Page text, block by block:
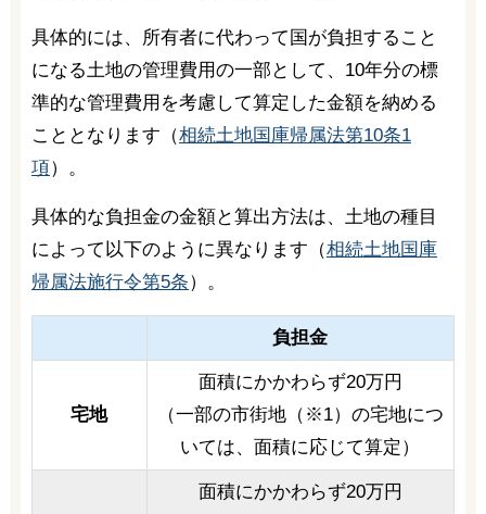
具体的には、所有者に代わって国が負担すること
になる土地の管理費用の一部として、10年分の標
準的な管理費用を考慮して算定した金額を納める
こととなります（相続土地国庫帰属法第10条1
項）。
具体的な負担金の金額と算出方法は、土地の種目
によって以下のように異なります（相続土地国庫
帰属法施行令第5条）。
負担金
宅地
面積にかかわらず20万円
（一部の市街地（※1）の宅地につ
いては、面積に応じて算定）
面積にかかわらず20万円